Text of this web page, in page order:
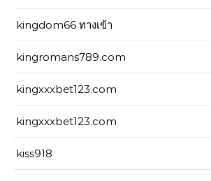
kingdom66 ทางเข้า
kingromans789.com
kingxxxbet123.com
kingxxxbet123.com
kiss918